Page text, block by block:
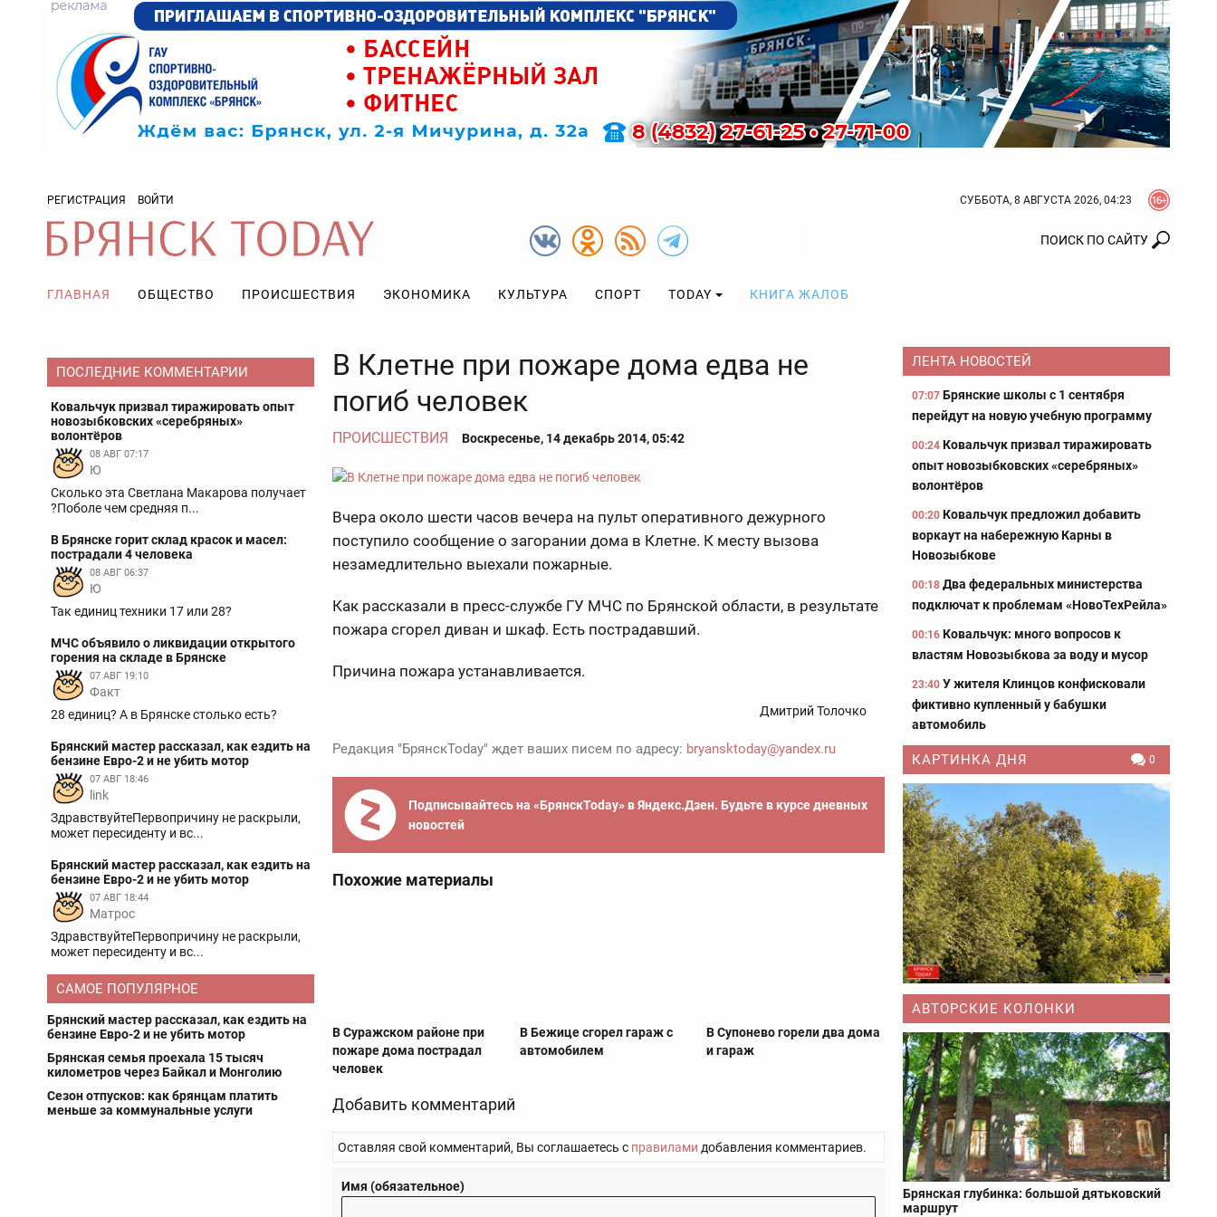
РЕГИСТРАЦИЯ ВОЙТИ СУББОТА, 8 АВГУСТА 2026, 04:23
ГЛАВНАЯ ОБЩЕСТВО ПРОИСШЕСТВИЯ ЭКОНОМИКА КУЛЬТУРА СПОРТ TODAY КНИГА ЖАЛОБ
ПОСЛЕДНИЕ КОММЕНТАРИИ
Ковальчук призвал тиражировать опыт
новозыбковских «серебряных»
волонтёров
08 АВГ 07:17
Ю
Сколько эта Светлана Макарова получает
?Поболе чем средняя п...
В Брянске горит склад красок и масел:
пострадали 4 человека
08 АВГ 06:37
Ю
Так единиц техники 17 или 28?
МЧС объявило о ликвидации открытого
горения на складе в Брянске
07 АВГ 19:10
Факт
28 единиц? А в Брянске столько есть?
Брянский мастер рассказал, как ездить на
бензине Евро-2 и не убить мотор
07 АВГ 18:46
link
ЗдравствуйтеПервопричину не раскрыли,
может пересиденту и вс...
Брянский мастер рассказал, как ездить на
бензине Евро-2 и не убить мотор
07 АВГ 18:44
Матрос
ЗдравствуйтеПервопричину не раскрыли,
может пересиденту и вс...
САМОЕ ПОПУЛЯРНОЕ
Брянский мастер рассказал, как ездить на
бензине Евро-2 и не убить мотор
Брянская семья проехала 15 тысяч
километров через Байкал и Монголию
Сезон отпусков: как брянцам платить
меньше за коммунальные услуги
В Клетне при пожаре дома едва не
погиб человек
ПРОИСШЕСТВИЯ Воскресенье, 14 декабрь 2014, 05:42
Вчера около шести часов вечера на пульт оперативного дежурного
поступило сообщение о загорании дома в Клетне. К месту вызова
незамедлительно выехали пожарные.
Как рассказали в пресс-службе ГУ МЧС по Брянской области, в результате
пожара сгорел диван и шкаф. Есть пострадавший.
Причина пожара устанавливается.
Дмитрий Толочко
Редакция "БрянскToday" ждет ваших писем по адресу: bryansktoday@yandex.ru
Подписывайтесь на «БрянскToday» в Яндекс.Дзен. Будьте в курсе дневных
новостей
Похожие материалы
В Суражском районе при
пожаре дома пострадал
человек
В Бежице сгорел гараж с
автомобилем
В Супонево горели два дома
и гараж
Добавить комментарий
Оставляя свой комментарий, Вы соглашаетесь с правилами добавления комментариев.
Имя (обязательное)
ЛЕНТА НОВОСТЕЙ
07:07 Брянские школы с 1 сентября
перейдут на новую учебную программу
00:24 Ковальчук призвал тиражировать
опыт новозыбковских «серебряных»
волонтёров
00:20 Ковальчук предложил добавить
воркаут на набережную Карны в
Новозыбкове
00:18 Два федеральных министерства
подключат к проблемам «НовоТехРейла»
00:16 Ковальчук: много вопросов к
властям Новозыбкова за воду и мусор
23:40 У жителя Клинцов конфисковали
фиктивно купленный у бабушки
автомобиль
КАРТИНКА ДНЯ 0
АВТОРСКИЕ КОЛОНКИ
Брянская глубинка: большой дятьковский
маршрут